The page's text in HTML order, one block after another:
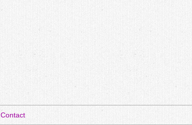
Contact